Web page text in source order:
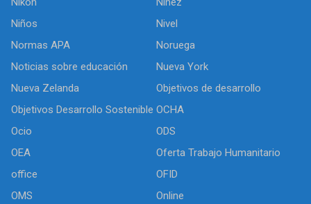
Niños
Nivel
Normas APA
Noruega
Noticias sobre educación
Nueva York
Nueva Zelanda
Objetivos de desarrollo
Objetivos Desarrollo Sostenible OCHA
Ocio
ODS
OEA
Oferta Trabajo Humanitario
office
OFID
OMS
Online